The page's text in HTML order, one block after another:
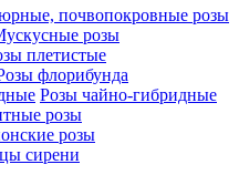
почвопокровные розы
розы
плетистые
флорибунда
Розы чайно-гибридные
розы
розы
сирени